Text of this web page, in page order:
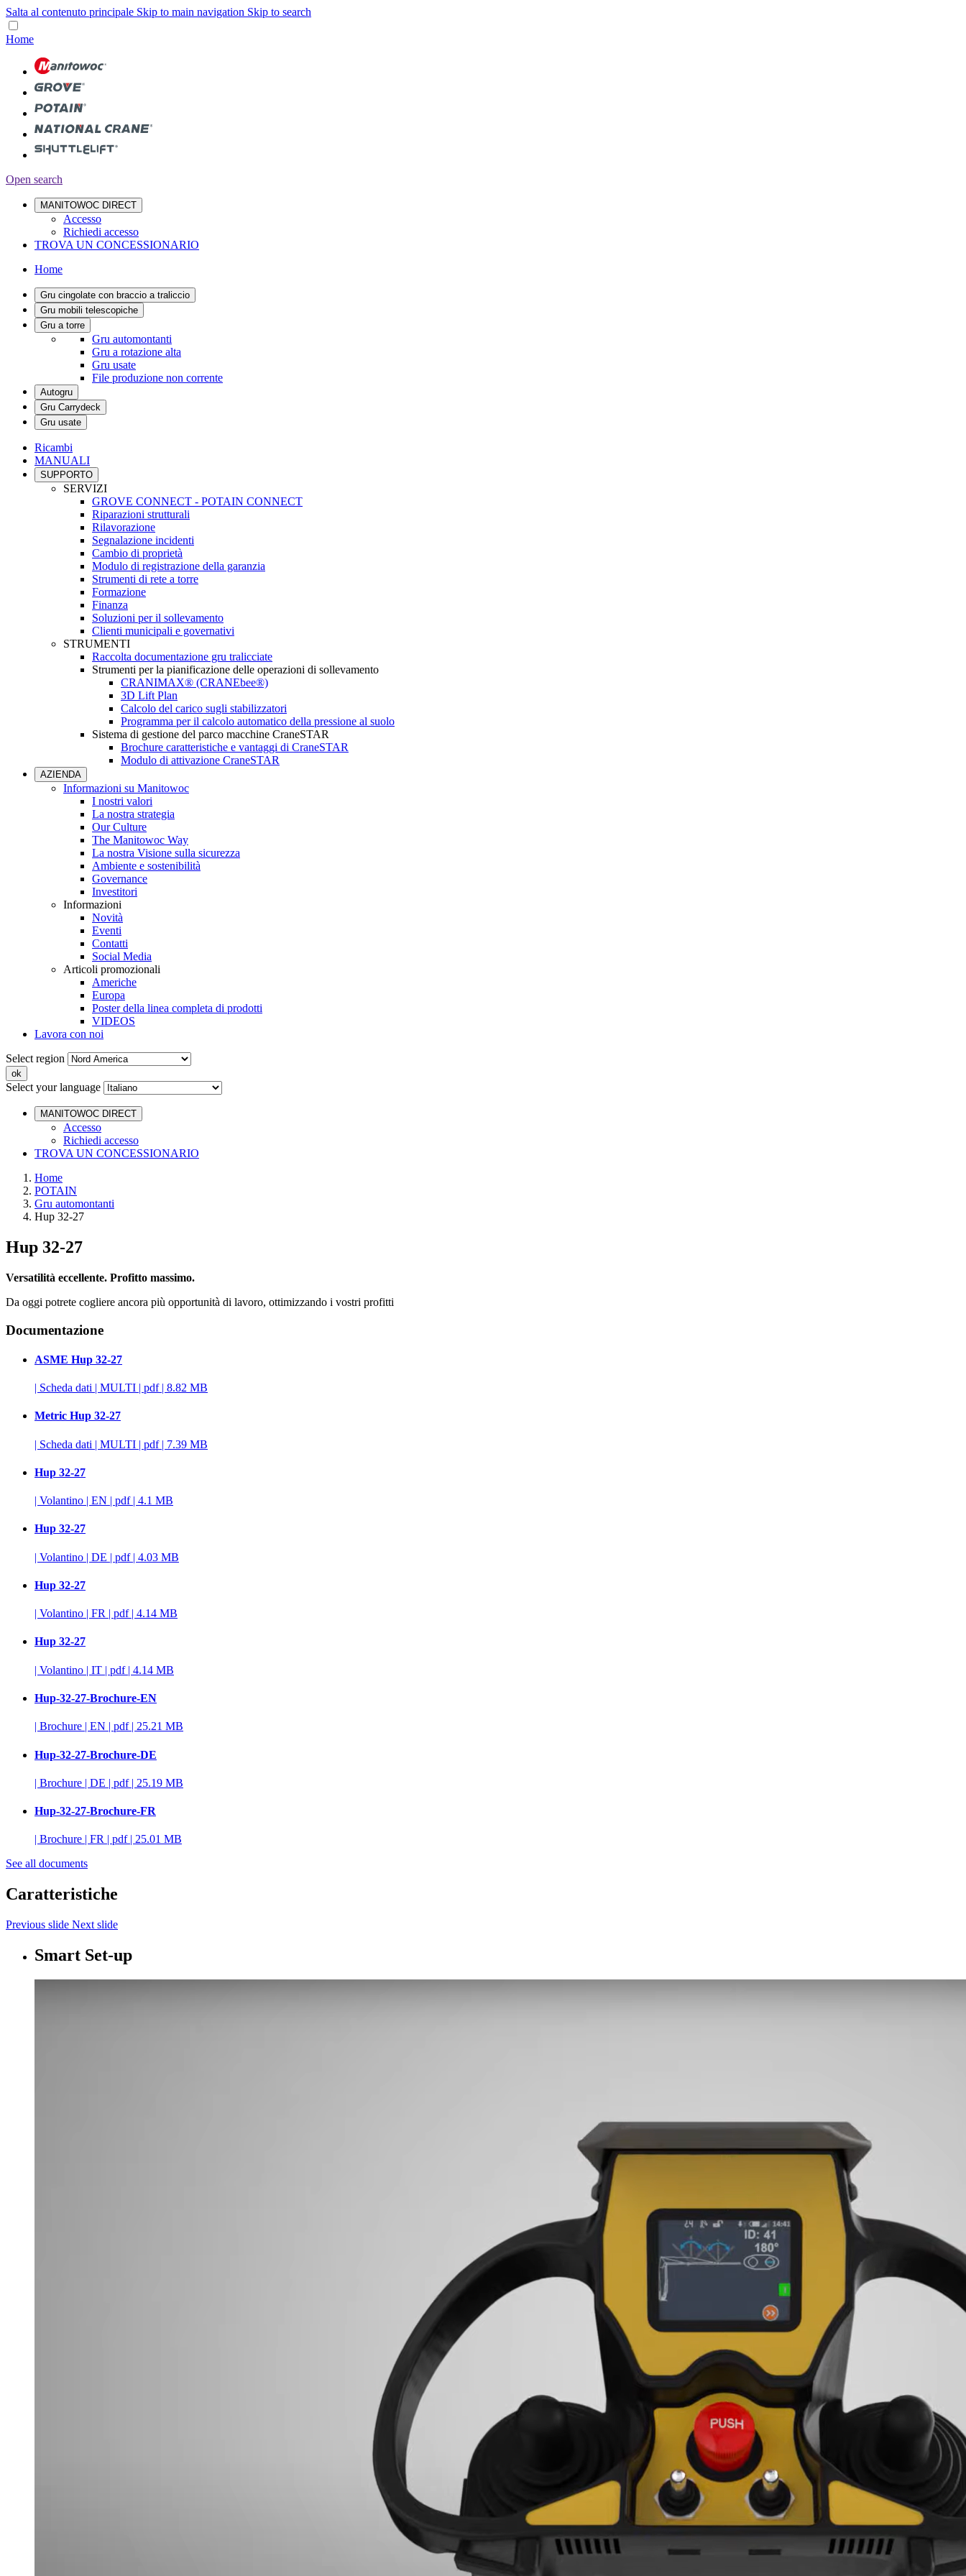
Salta al contenuto principale Skip to main navigation Skip to search
Home
Open search
MANITOWOC DIRECT
Accesso
Richiedi accesso
TROVA UN CONCESSIONARIO
Home
Gru cingolate con braccio a traliccio
Gru mobili telescopiche
Gru a torre
Gru automontanti
Gru a rotazione alta
Gru usate
File produzione non corrente
Autogru
Gru Carrydeck
Gru usate
Ricambi
MANUALI
SUPPORTO
SERVIZI
GROVE CONNECT - POTAIN CONNECT
Riparazioni strutturali
Rilavorazione
Segnalazione incidenti
Cambio di proprietà
Modulo di registrazione della garanzia
Strumenti di rete a torre
Formazione
Finanza
Soluzioni per il sollevamento
Clienti municipali e governativi
STRUMENTI
Raccolta documentazione gru tralicciate
Strumenti per la pianificazione delle operazioni di sollevamento
CRANIMAX® (CRANEbee®)
3D Lift Plan
Calcolo del carico sugli stabilizzatori
Programma per il calcolo automatico della pressione al suolo
Sistema di gestione del parco macchine CraneSTAR
Brochure caratteristiche e vantaggi di CraneSTAR
Modulo di attivazione CraneSTAR
AZIENDA
Informazioni su Manitowoc
I nostri valori
La nostra strategia
Our Culture
The Manitowoc Way
La nostra Visione sulla sicurezza
Ambiente e sostenibilità
Governance
Investitori
Informazioni
Novità
Eventi
Contatti
Social Media
Articoli promozionali
Americhe
Europa
Poster della linea completa di prodotti
VIDEOS
Lavora con noi
Select region
Select your language
MANITOWOC DIRECT
Accesso
Richiedi accesso
TROVA UN CONCESSIONARIO
Home
POTAIN
Gru automontanti
Hup 32-27
Hup 32-27
Versatilità eccellente. Profitto massimo.
Da oggi potrete cogliere ancora più opportunità di lavoro, ottimizzando i vostri profitti
Documentazione
ASME Hup 32-27
| Scheda dati | MULTI | pdf | 8.82 MB
Metric Hup 32-27
| Scheda dati | MULTI | pdf | 7.39 MB
Hup 32-27
| Volantino | EN | pdf | 4.1 MB
Hup 32-27
| Volantino | DE | pdf | 4.03 MB
Hup 32-27
| Volantino | FR | pdf | 4.14 MB
Hup 32-27
| Volantino | IT | pdf | 4.14 MB
Hup-32-27-Brochure-EN
| Brochure | EN | pdf | 25.21 MB
Hup-32-27-Brochure-DE
| Brochure | DE | pdf | 25.19 MB
Hup-32-27-Brochure-FR
| Brochure | FR | pdf | 25.01 MB
See all documents
Caratteristiche
Previous slide Next slide
Smart Set-up